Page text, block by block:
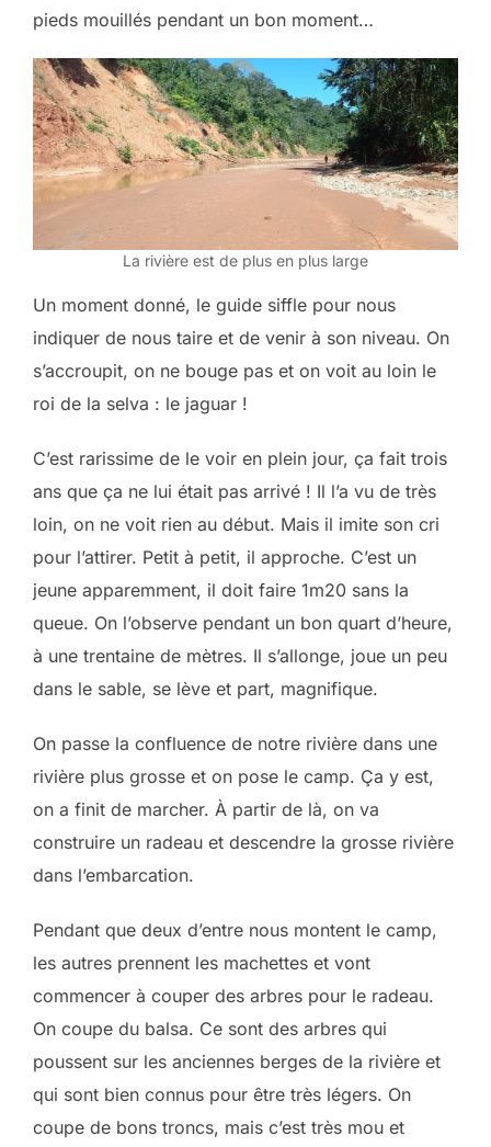
pieds mouillés pendant un bon moment…
La rivière est de plus en plus large
Un moment donné, le guide siffle pour nous
indiquer de nous taire et de venir à son niveau. On
s’accroupit, on ne bouge pas et on voit au loin le
roi de la selva : le jaguar !
C’est rarissime de le voir en plein jour, ça fait trois
ans que ça ne lui était pas arrivé ! Il l’a vu de très
loin, on ne voit rien au début. Mais il imite son cri
pour l’attirer. Petit à petit, il approche. C’est un
jeune apparemment, il doit faire 1m20 sans la
queue. On l’observe pendant un bon quart d’heure,
à une trentaine de mètres. Il s’allonge, joue un peu
dans le sable, se lève et part, magnifique.
On passe la confluence de notre rivière dans une
rivière plus grosse et on pose le camp. Ça y est,
on a finit de marcher. À partir de là, on va
construire un radeau et descendre la grosse rivière
dans l’embarcation.
Pendant que deux d’entre nous montent le camp,
les autres prennent les machettes et vont
commencer à couper des arbres pour le radeau.
On coupe du balsa. Ce sont des arbres qui
poussent sur les anciennes berges de la rivière et
qui sont bien connus pour être très légers. On
coupe de bons troncs, mais c’est très mou et